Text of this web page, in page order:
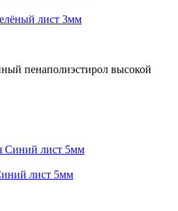
лист 3мм
пенаполиэстирол высокой
лист 5мм